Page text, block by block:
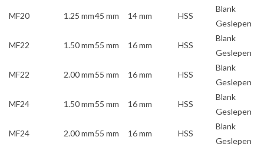
MF20 1.25 mm45 mm 14 mm HSS
Blank
Geslepen
MF22 1.50 mm55 mm 16 mm HSS
Blank
Geslepen
MF22 2.00 mm55 mm 16 mm HSS
Blank
Geslepen
MF24 1.50 mm55 mm 16 mm HSS
Blank
Geslepen
MF24 2.00 mm55 mm 16 mm HSS
Blank
Geslepen